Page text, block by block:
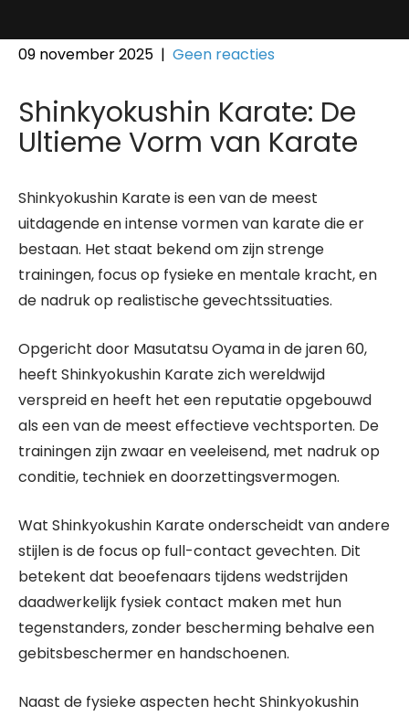
09 november 2025 | Geen reacties
Shinkyokushin Karate: De
Ultieme Vorm van Karate
Shinkyokushin Karate is een van de meest
uitdagende en intense vormen van karate die er
bestaan. Het staat bekend om zijn strenge
trainingen, focus op fysieke en mentale kracht, en
de nadruk op realistische gevechtssituaties.
Opgericht door Masutatsu Oyama in de jaren 60,
heeft Shinkyokushin Karate zich wereldwijd
verspreid en heeft het een reputatie opgebouwd
als een van de meest effectieve vechtsporten. De
trainingen zijn zwaar en veeleisend, met nadruk op
conditie, techniek en doorzettingsvermogen.
Wat Shinkyokushin Karate onderscheidt van andere
stijlen is de focus op full-contact gevechten. Dit
betekent dat beoefenaars tijdens wedstrijden
daadwerkelijk fysiek contact maken met hun
tegenstanders, zonder bescherming behalve een
gebitsbeschermer en handschoenen.
Naast de fysieke aspecten hecht Shinkyokushin